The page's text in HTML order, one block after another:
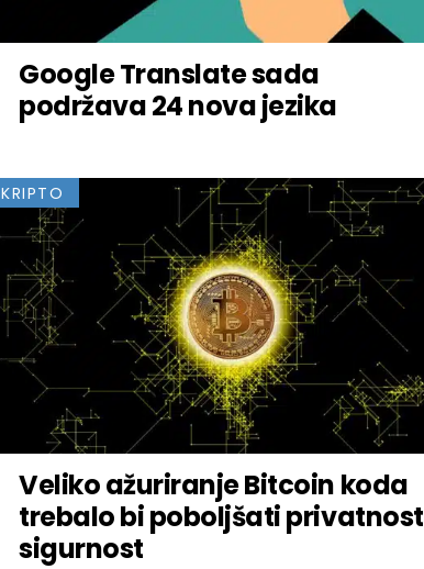
Google Translate sada
podržava 24 nova jezika
KRIPTO
Veliko ažuriranje Bitcoin koda
trebalo bi poboljšati
sigurnost